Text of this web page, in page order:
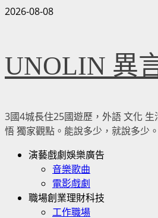
Skip
2026-08-08
UNOLIN 異
3國4城長住25國遊歷，外語 文化
悟 獨家觀點。能說多少，就說多少。
Primary演藝戲劇娛樂廣告
音樂歌曲
電影戲劇
職場創業理財科技
工作職場